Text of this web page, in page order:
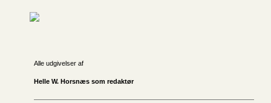
Alle udgivelser af
Helle W. Horsnæs som redaktør